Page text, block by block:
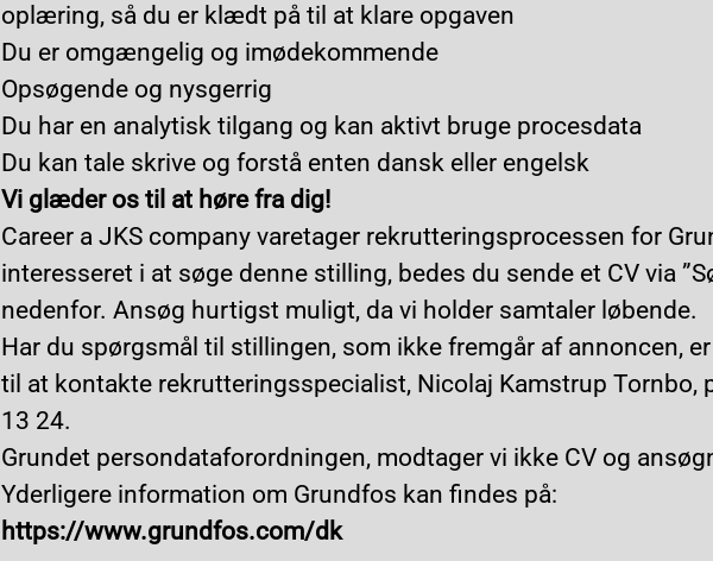
oplæring, så du er klædt på til at klare opgaven
Du er omgængelig og imødekommende
Opsøgende og nysgerrig
Du har en analytisk tilgang og kan aktivt bruge procesdata
Du kan tale skrive og forstå enten dansk eller engelsk
Vi glæder os til at høre fra dig!
Career a JKS company varetager rekrutteringsprocessen for
interesseret i at søge denne stilling, bedes du sende et CV via
nedenfor. Ansøg hurtigst muligt, da vi holder samtaler løbende.
Har du spørgsmål til stillingen, som ikke fremgår af annoncen,
til at kontakte rekrutteringsspecialist, Nicolaj Kamstrup Tornbo,
13 24.
Grundet persondataforordningen, modtager vi ikke CV og
Yderligere information om Grundfos kan findes på:
https://www.grundfos.com/dk